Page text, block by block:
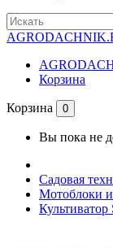
Корзина
Корзина 0
Вы пока не
Садовая
Мотоблоки